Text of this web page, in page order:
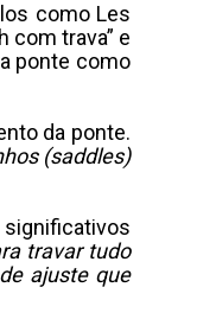
como Les
com trava” e
ponte como
da ponte.
(saddles)
travar tudo
ajuste que